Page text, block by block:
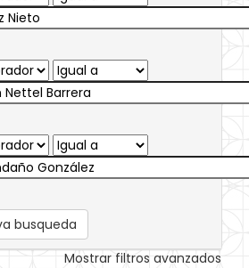
busqueda
Mostrar filtros avanzados